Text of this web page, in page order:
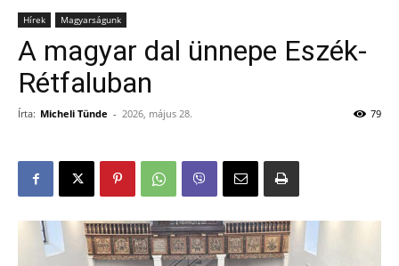
Hírek Magyarságunk
A magyar dal ünnepe Eszék-
Rétfaluban
Írta: Micheli Tünde - 2026, május 28. 79